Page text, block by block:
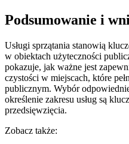
Podsumowanie i
Usługi sprzątania stanowią
w obiektach użyteczności
pokazuje, jak ważne jest
czystości w miejscach, które
publicznym. Wybór
określenie zakresu usług są
przedsięwzięcia.
Zobacz także: